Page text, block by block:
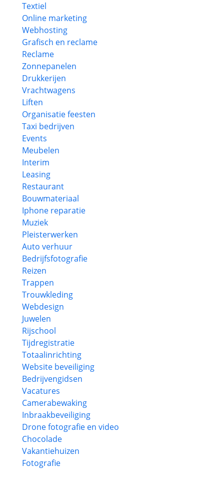
Textiel
Online marketing
Webhosting
Grafisch en reclame
Reclame
Zonnepanelen
Drukkerijen
Vrachtwagens
Liften
Organisatie feesten
Taxi bedrijven
Events
Meubelen
Interim
Leasing
Restaurant
Bouwmateriaal
Iphone reparatie
Muziek
Pleisterwerken
Auto verhuur
Bedrijfsfotografie
Reizen
Trappen
Trouwkleding
Webdesign
Juwelen
Rijschool
Tijdregistratie
Totaalinrichting
Website beveiliging
Bedrijvengidsen
Vacatures
Camerabewaking
Inbraakbeveiliging
Drone fotografie en video
Chocolade
Vakantiehuizen
Fotografie